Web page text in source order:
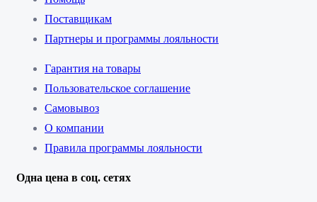
Поставщикам
Партнеры и программы лояльности
Гарантия на товары
Пользовательское соглашение
Самовывоз
О компании
Правила программы лояльности
Одна цена в соц. сетях